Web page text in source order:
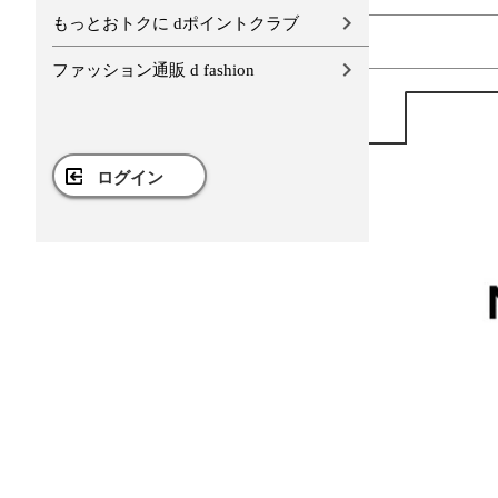
もっとおトクに dポイントクラブ
ファッション通販 d fashion
ログイン